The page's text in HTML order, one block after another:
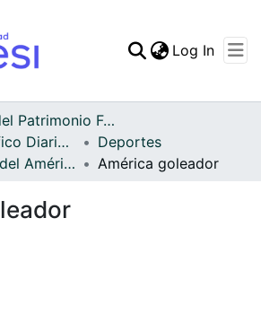
Log In
Archivo del Patrimonio Fotográfico y Fílmico del Valle del Cauca
Fondo Fotográfico Diario Occidente
Deportes
FFDO - Rincón del América - Patrimonial
América goleador